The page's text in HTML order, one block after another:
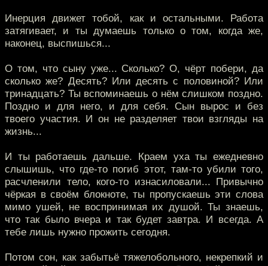
Инерция движет тобой, как и остальными. Работа
затягивает, и ты думаешь только о том, когда же,
наконец, выспишься...
О том, что сыну уже... Сколько? О, чёрт побери, да
сколько же? Десять? Или десять с половиной? Или
тринадцать? Ты вспоминаешь о нём слишком поздно.
Поздно и для него, и для себя. Сын вырос и без
твоего участия. И он не разделяет твои взгляды на
жизнь...
И ты работаешь дальше. Краем уха ты ежедневно
слышишь, что где-то погиб этот, там-то убили того,
расчленили тело, кого-то изнасиловали... Привычно
чёркая в своём блокноте, ты пропускаешь эти слова
мимо ушей, не воспринимая их душой. Ты знаешь,
что так было вчера и так будет завтра. И всегда. А
тебе лишь нужно прожить сегодня.
Потом сон, как забытьё тяжелобольного, некрепкий и